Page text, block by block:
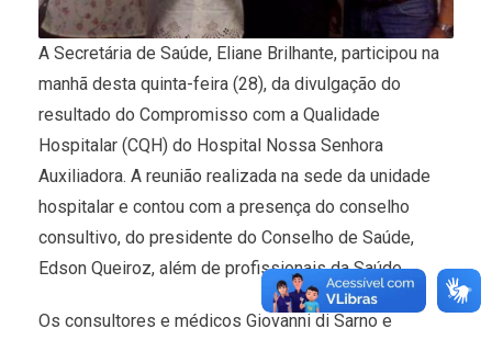
A Secretária de Saúde, Eliane Brilhante, participou na
manhã desta quinta-feira (28), da divulgação do
resultado do Compromisso com a Qualidade
Hospitalar (CQH) do Hospital Nossa Senhora
Auxiliadora. A reunião realizada na sede da unidade
hospitalar e contou com a presença do conselho
consultivo, do presidente do Conselho de Saúde,
Edson Queiroz, além de profissionais da Saúde.
Os consultores e médicos Giovanni di Sarno e